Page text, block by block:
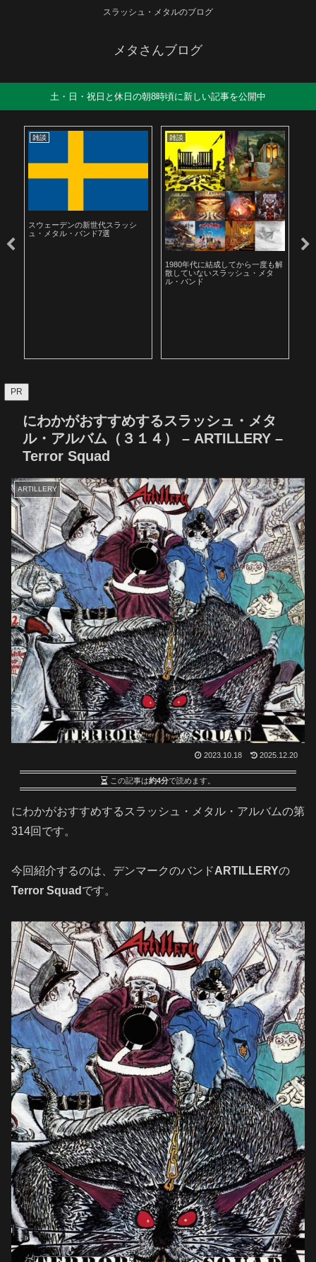
スラッシュ・メタルのブログ
メタさんブログ
土・日・祝日と休日の朝8時頃に新しい記事を公開中
雑談
スウェーデンの新世代スラッシ
ュ・メタル・バンド7選
雑談
1980年代に結成してから一度も解
散していないスラッシュ・メタ
ル・バンド
PR
にわかがおすすめするスラッシュ・メタ
ル・アルバム（３１４） – ARTILLERY –
Terror Squad
ARTILLERY
2023.10.18 2025.12.20
この記事は約4分で読めます。
にわかがおすすめするスラッシュ・メタル・アルバムの第
314回です。
今回紹介するのは、デンマークのバンドARTILLERYの
Terror Squad です。